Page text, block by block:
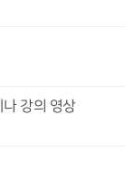
강의 영상